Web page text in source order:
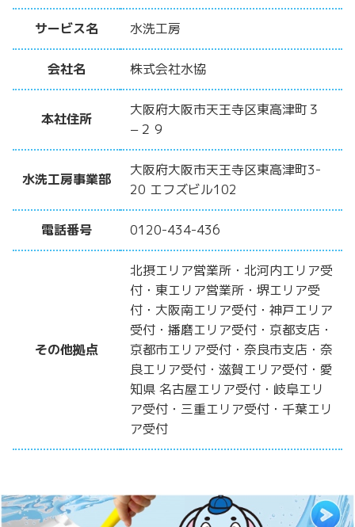
サービス名 水洗工房
会社名 株式会社水協
本社住所
大阪府大阪市天王寺区東高津町３
−２９
水洗工房事業部
大阪府大阪市天王寺区東高津町3-
20 エフズビル102
電話番号 0120-434-436
その他拠点
北摂エリア営業所・北河内エリア受
付・東エリア営業所・堺エリア受
付・大阪南エリア受付・神戸エリア
受付・播磨エリア受付・京都支店・
京都市エリア受付・奈良市支店・奈
良エリア受付・滋賀エリア受付・愛
知県 名古屋エリア受付・岐阜エリ
ア受付・三重エリア受付・千葉エリ
ア受付